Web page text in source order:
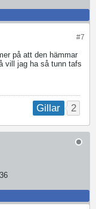
#7
på att den hämmar
vill jag ha så tunn tafs
Gillar 2